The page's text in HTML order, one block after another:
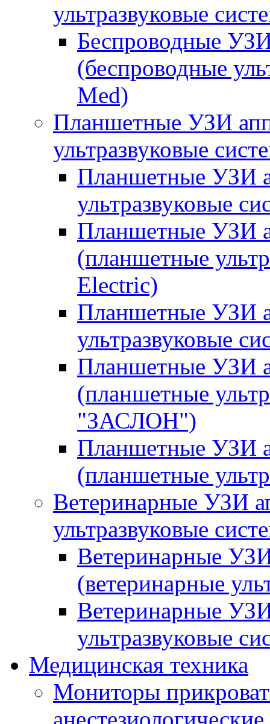
ультразвуковые
Беспроводные
(беспроводные
Med)
Планшетные УЗИ
ультразвуковые
Планшетные УЗИ
ультразвуковые
Планшетные УЗИ
(планшетные
Electric)
Планшетные УЗИ
ультразвуковые
Планшетные УЗИ
(планшетные
"ЗАСЛОН")
Планшетные УЗИ
(планшетные
Ветеринарные УЗИ
ультразвуковые
Ветеринарные
(ветеринарные
Ветеринарные
ультразвуковые
Медицинская техника
Мониторы